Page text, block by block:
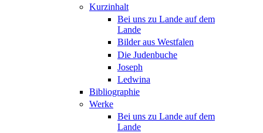
Kurzinhalt
Bei uns zu Lande auf dem
Lande
Bilder aus Westfalen
Die Judenbuche
Joseph
Ledwina
Bibliographie
Werke
Bei uns zu Lande auf dem
Lande